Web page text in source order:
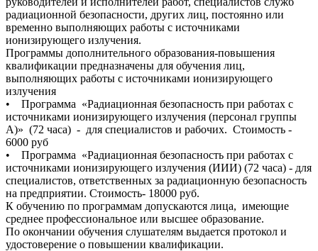
радиационной безопасности, других лиц, постоянно или
временно выполняющих работы с источниками
ионизирующего излучения.
Программы дополнительного образования-повышения
квалификации предназначены для обучения лиц,
выполняющих работы с источниками ионизирующего
излучения
• Программа «Радиационная безопасность при работах с
источниками ионизирующего излучения (персонал группы
А)» (72 часа) - для специалистов и рабочих. Стоимость -
6000 руб
• Программа «Радиационная безопасность при работах с
источниками ионизирующего излучения (ИИИ) (72 часа) - для
специалистов, ответственных за радиационную безопасность
на предприятии. Стоимость- 18000 руб.
К обучению по программам допускаются лица, имеющие
среднее профессиональное или высшее образование.
По окончании обучения слушателям выдается протокол и
удостоверение о повышении квалификации.